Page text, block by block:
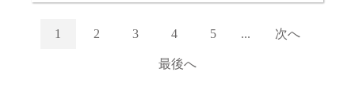
1 2 3 4 5 ... 次へ
最後へ